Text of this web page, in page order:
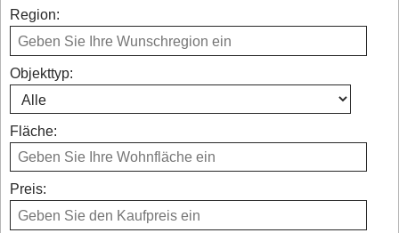
Region:
Objekttyp:
Fläche:
Preis: